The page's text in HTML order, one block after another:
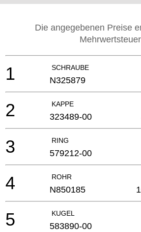
Die angegebenen Preise
Mehrwertsteuer
SCHRAUBE
1 N325879
KAPPE
2 323489-00
RING
3 579212-00
ROHR
4 N850185
KUGEL
5 583890-00